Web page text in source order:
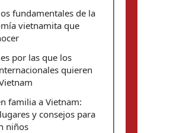
fundamentales de la
vietnamita que
por las que los
quieren
familia a Vietnam:
y consejos para
niños